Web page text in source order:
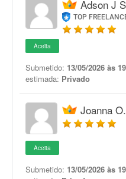
Adson J
TOP
Aceita
Submetido: 13/05/2026 às
estimada: Privado
Joanna O.
Aceita
Submetido: 13/05/2026 às